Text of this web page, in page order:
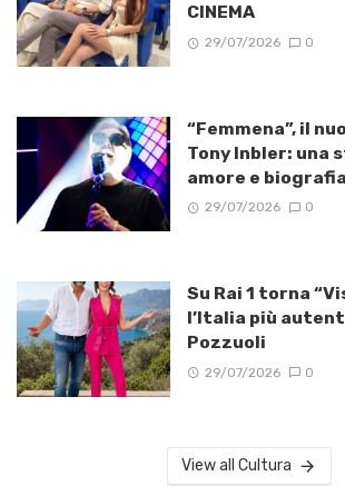
CINEMA
29/07/2026 0
“Femmena”, il
Tony Inbler: una
amore e biografia
29/07/2026 0
Su Rai 1 torna
l’Italia più
Pozzuoli
29/07/2026 0
View all Cultura